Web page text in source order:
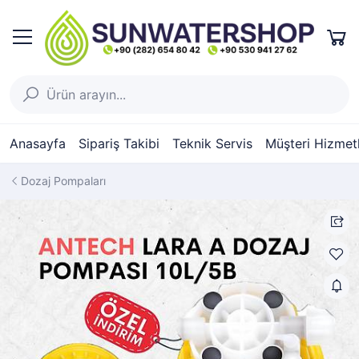
Anasayfa Sipariş Takibi Teknik Servis Müşteri
Dozaj Pompaları